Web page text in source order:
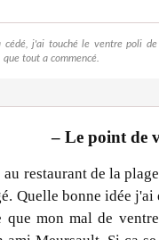
cédé, j'ai touché le ventre poli
tout a commencé.
– Le point de
de la plage.
Quelle bonne idée
que mon mal de